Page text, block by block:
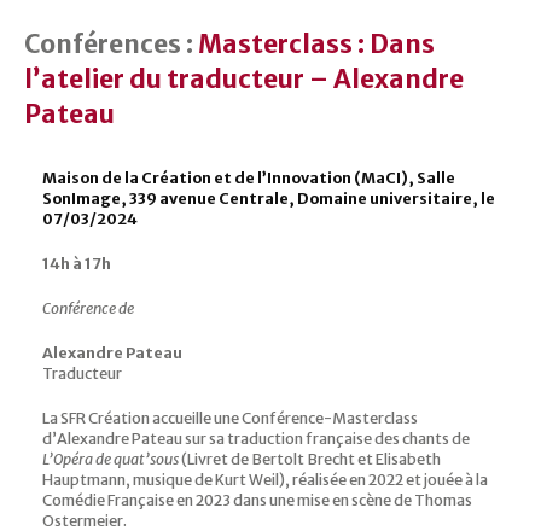
Conférences : Masterclass : Dans
l’atelier du traducteur – Alexandre
Pateau
Maison de la Création et de l’Innovation (MaCI), Salle
SonImage, 339 avenue Centrale, Domaine universitaire, le
07/03/2024
14h à 17h
Conférence de
Alexandre Pateau
Traducteur
La SFR Création accueille une Conférence-Masterclass
d’Alexandre Pateau sur sa traduction française des chants de
L’Opéra de quat’sous(Livret de Bertolt Brecht et Elisabeth
Hauptmann, musique de Kurt Weil), réalisée en 2022 et jouée à la
Comédie Française en 2023 dans une mise en scène de Thomas
Ostermeier.